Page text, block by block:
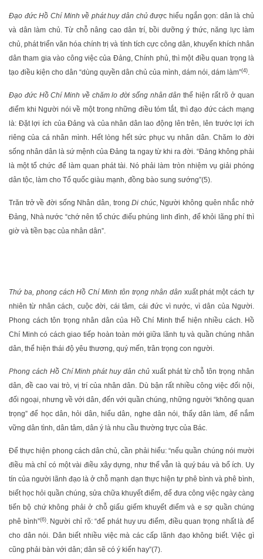
Đạo đức Hồ Chí Minh về phát huy dân chủđược hiểu ngắn gọn: dân là chủ
và dân làm chủ. Từ chỗ nâng cao dân trí, bồi dưỡng ý thức, năng lực làm
chủ, phát triển văn hóa chính trị và tính tích cực công dân, khuyến khích nhân
dân tham gia vào công việc của Đảng, Chính phủ, thì một điều quan trọng là
tạo điều kiện cho dân “dùng quyền dân chủ của mình, dám nói, dám làm”(4).
Đạo đức Hồ Chí Minh về chăm lo đời sống nhân dânthể hiện rất rõ ở quan
điểm khi Người nói về một trong những điều tóm tắt, thì đạo đức cách mạng
là: Đặt lợi ích của Đảng và của nhân dân lao động lên trên, lên trước lợi ích
riêng của cá nhân mình. Hết lòng hết sức phục vụ nhân dân. Chăm lo đời
sống nhân dân là sứ mệnh của Đảng ta ngay từ khi ra đời. “Đảng không phải
là một tổ chức để làm quan phát tài. Nó phải làm tròn nhiệm vụ giải phóng
dân tộc, làm cho Tổ quốc giàu mạnh, đồng bào sung sướng”(5).
Trăn trở về đời sống Nhân dân, trongDi chúc, Người không quên nhắc nhở
Đảng, Nhà nước “chớ nên tổ chức điếu phúng linh đình, để khỏi lãng phí thì
giờ và tiền bạc của nhân dân”.
Thứ ba, phong cách Hồ Chí Minh tôn trọng nhân dân xuất phát một cách tự
nhiên từ nhân cách, cuộc đời, cái tâm, cái đức vì nước, vì dân của Người.
Phong cách tôn trọng nhân dân của Hồ Chí Minh thể hiện nhiều cách. Hồ
Chí Minh có cách giao tiếp hoàn toàn mới giữa lãnh tụ và quần chúng nhân
dân, thể hiện thái độ yêu thương, quý mến, trân trọng con người.
Phong cách Hồ Chí Minh phát huy dân chủxuất phát từ chỗ tôn trọng nhân
dân, đề cao vai trò, vị trí của nhân dân. Dù bận rất nhiều công việc đối nội,
đối ngoại, nhưng về với dân, đến với quần chúng, những người “không quan
trọng” để học dân, hỏi dân, hiểu dân, nghe dân nói, thấy dân làm, để nắm
vững dân tình, dân tâm, dân ý là nhu cầu thường trực của Bác.
Để thực hiện phong cách dân chủ, cần phải hiểu: “nếu quần chúng nói mười
điều mà chỉ có một vài điều xây dựng, như thế vẫn là quý báu và bổ ích. Uy
tín của người lãnh đạo là ở chỗ mạnh dạn thực hiện tự phê bình và phê bình,
biết học hỏi quần chúng, sửa chữa khuyết điểm, để đưa công việc ngày càng
tiến bộ chứ không phải ở chỗ giấu giếm khuyết điểm và e sợ quần chúng
phê bình”(6). Người chỉ rõ: “để phát huy ưu điểm, điều quan trọng nhất là để
cho dân nói. Dân biết nhiều việc mà các cấp lãnh đạo không biết. Việc gì
cũng phải bàn với dân; dân sẽ có ý kiến hay”(7).